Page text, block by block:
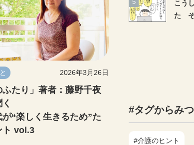
2026年3月26日
ふたり」著者：藤野千夜
“楽しく生きるため”た
ト vol.3
こう
た そ
#タグからみ
#介護のヒント